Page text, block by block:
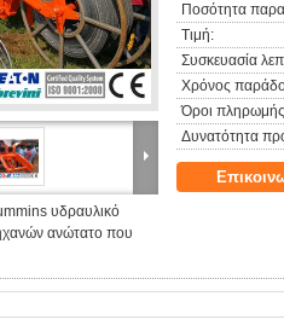
υδραυλικό
ανώτατο που
Ποσότητα
Τιμή:
Συσκευασία
Χρόνος
Όροι
Δυνατότητα